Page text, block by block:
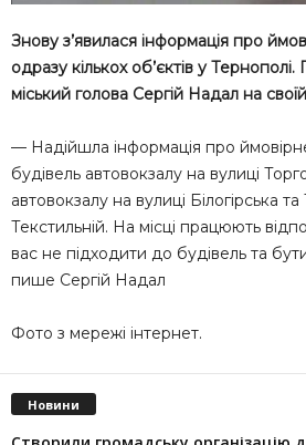
Знову з’явилася інформація про
одразу кількох об’єктів у
міський голова Сергій Надал на
— Надійшла інформація про
будівель автовокзалу на вулиці
автовокзалу на вулиці Білогірська
Текстильній. На місці працюють
вас не підходити до будівель та
пише Сергій Надал
Фото з мережі інтернет.
Новини